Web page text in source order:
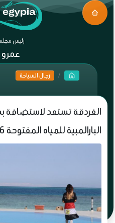
رئيس
عمرو
رجال السياحة
الغردقة تستعد لاستضافة
البارالمبية للمياه المفتوحة 2026